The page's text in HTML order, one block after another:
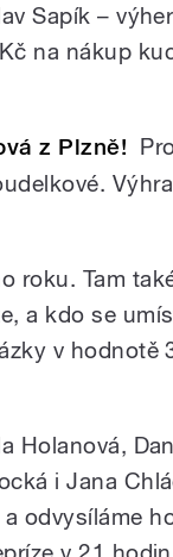
Sapík –
na nákup
z Plzně!
roku. Tam
a kdo se
v hodnotě
Holanová,
i Jana
odvysíláme